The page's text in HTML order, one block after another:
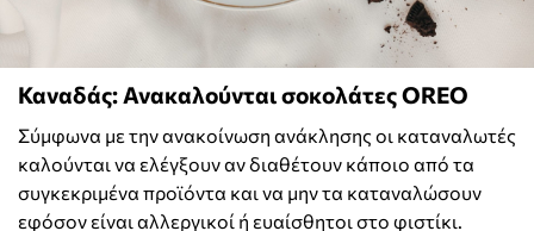
Καναδάς: Ανακαλούνται σοκολάτες OREO
Σύμφωνα με την ανακοίνωση ανάκλησης οι καταναλωτές
καλούνται να ελέγξουν αν διαθέτουν κάποιο από τα
συγκεκριμένα προϊόντα και να μην τα καταναλώσουν
εφόσον είναι αλλεργικοί ή ευαίσθητοι στο φιστίκι.